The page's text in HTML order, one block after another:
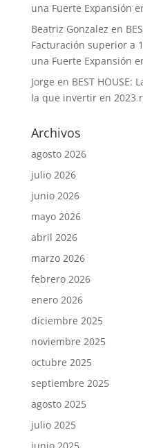
una Fuerte Expansión
Beatriz Gonzalez en
Facturación superior a
una Fuerte Expansión
Jorge en BEST
la que invertir en 2023
Archivos
agosto 2026
julio 2026
junio 2026
mayo 2026
abril 2026
marzo 2026
febrero 2026
enero 2026
diciembre 2025
noviembre 2025
octubre 2025
septiembre 2025
agosto 2025
julio 2025